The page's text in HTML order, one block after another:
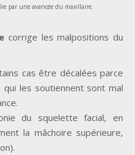
par une avancée du maxillaire.
corrige les malpositions du
cas être décalées parce
les soutiennent sont mal
du squelette facial, en
la mâchoire supérieure,